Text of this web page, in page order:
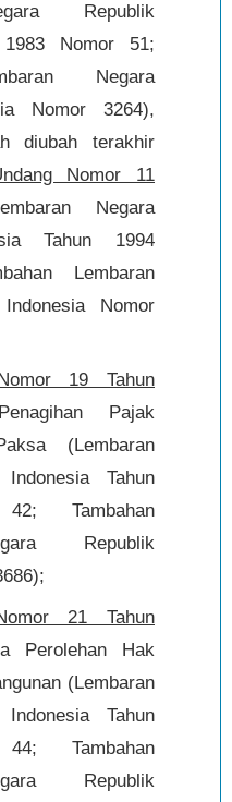
Republik
1983 Nomor 51;
Negara
Nomor 3264),
diubah terakhir
Nomor 11
Negara
Tahun 1994
Lembaran
Nomor
19 Tahun
Pajak
(Lembaran
Tahun
Tambahan
Republik
21 Tahun
Perolehan Hak
(Lembaran
Tahun
Tambahan
Republik